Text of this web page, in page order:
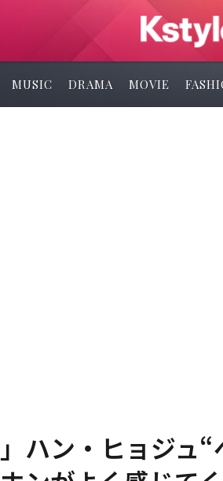
MUSIC DRAMA MOVIE
ハン・ヒョジュ